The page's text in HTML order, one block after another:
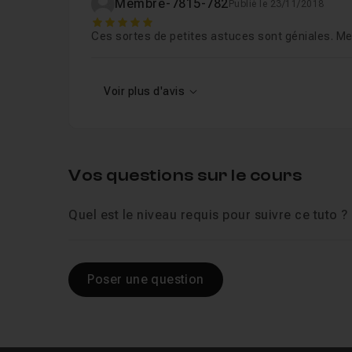
Membre-7815-782 Publié le 23/11/2018
5
Ces sortes de petites astuces sont géniales.
Voir plus d'avis
Vos questions sur le cours
Quel est le niveau requis pour suivre ce tuto ?
Poser une question